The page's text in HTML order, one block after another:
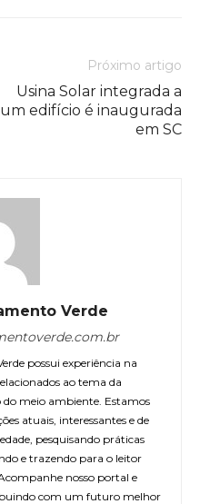
Próximo artigo
Usina Solar integrada a
um edifício é inaugurada
em SC
Verde
possui experiência na
ao tema da
do meio ambiente. Estamos
atuais, interessantes e de
pesquisando práticas
e trazendo para o leitor
nosso portal e
com um futuro melhor